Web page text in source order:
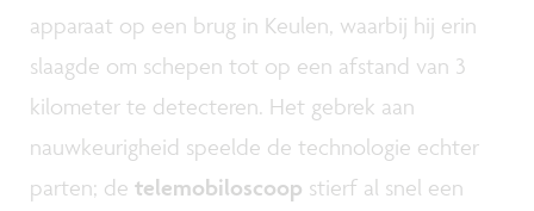
apparaat op een brug in Keulen, waarbij hij erin
slaagde om schepen tot op een afstand van 3
kilometer te detecteren. Het gebrek aan
nauwkeurigheid speelde de technologie echter
parten; de telemobiloscoop stierf al snel een